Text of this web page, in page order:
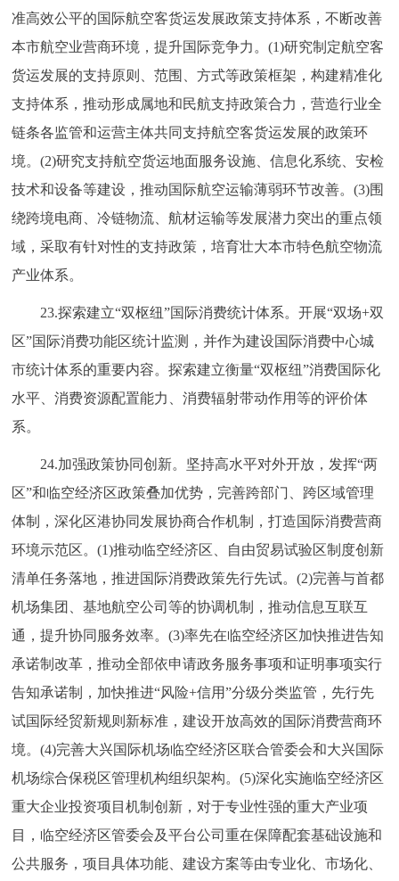
准高效公平的国际航空客货运发展政策支持体系，不断改善
本市航空业营商环境，提升国际竞争力。(1)研究制定航空客
货运发展的支持原则、范围、方式等政策框架，构建精准化
支持体系，推动形成属地和民航支持政策合力，营造行业全
链条各监管和运营主体共同支持航空客货运发展的政策环
境。(2)研究支持航空货运地面服务设施、信息化系统、安检
技术和设备等建设，推动国际航空运输薄弱环节改善。(3)围
绕跨境电商、冷链物流、航材运输等发展潜力突出的重点领
域，采取有针对性的支持政策，培育壮大本市特色航空物流
产业体系。
23.探索建立“双枢纽”国际消费统计体系。开展“双场+双
区”国际消费功能区统计监测，并作为建设国际消费中心城
市统计体系的重要内容。探索建立衡量“双枢纽”消费国际化
水平、消费资源配置能力、消费辐射带动作用等的评价体
系。
24.加强政策协同创新。坚持高水平对外开放，发挥“两
区”和临空经济区政策叠加优势，完善跨部门、跨区域管理
体制，深化区港协同发展协商合作机制，打造国际消费营商
环境示范区。(1)推动临空经济区、自由贸易试验区制度创新
清单任务落地，推进国际消费政策先行先试。(2)完善与首都
机场集团、基地航空公司等的协调机制，推动信息互联互
通，提升协同服务效率。(3)率先在临空经济区加快推进告知
承诺制改革，推动全部依申请政务服务事项和证明事项实行
告知承诺制，加快推进“风险+信用”分级分类监管，先行先
试国际经贸新规则新标准，建设开放高效的国际消费营商环
境。(4)完善大兴国际机场临空经济区联合管委会和大兴国际
机场综合保税区管理机构组织架构。(5)深化实施临空经济区
重大企业投资项目机制创新，对于专业性强的重大产业项
目，临空经济区管委会及平台公司重在保障配套基础设施和
公共服务，项目具体功能、建设方案等由专业化、市场化、